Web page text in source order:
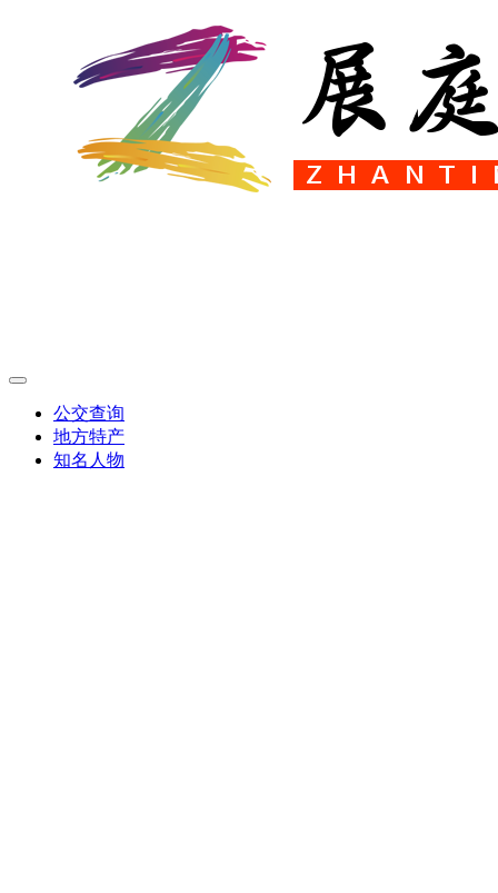
公交查询
地方特产
知名人物